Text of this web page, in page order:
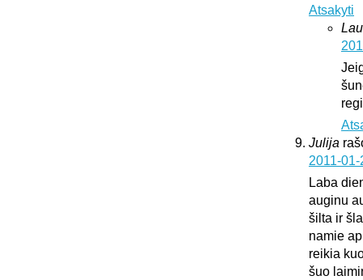
Atsakyti
Julija
2011-
Laba
auginu
šilta ir
namie
reikia
šuo